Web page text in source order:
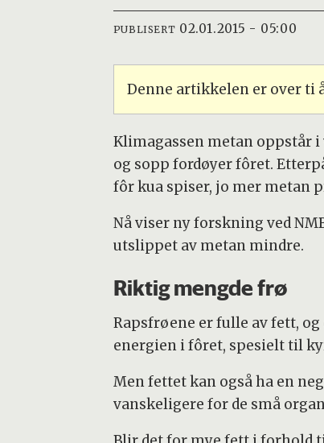
PUBLISERT 02.01.2015 - 05:00
Denne artikkelen er over ti
Klimagassen metan oppstår
og sopp fordøyer fôret.
fôr kua spiser, jo mer metan
Nå viser ny forskning ved
utslippet av metan mindre.
Riktig mengde frø
Rapsfrøene er fulle av fett,
energien i fôret, spesielt til
Men fettet kan også ha en
vanskeligere for de små